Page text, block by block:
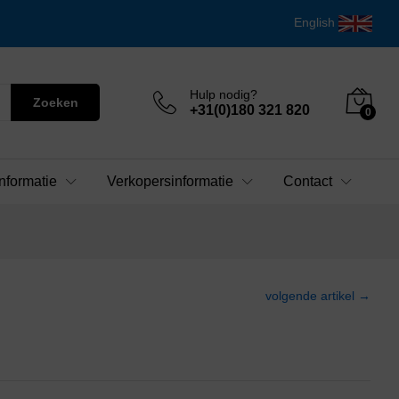
English
Zoeken
Hulp nodig?
+31(0)180 321 820 0
Verkopersinformatie Contact
volgende artikel →